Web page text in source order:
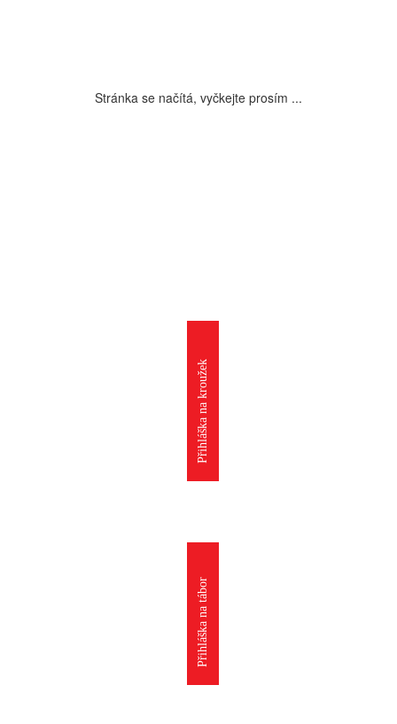
Stránka se načítá, vyčkejte prosím ...
Přihláška na kroužek
Přihláška na tábor